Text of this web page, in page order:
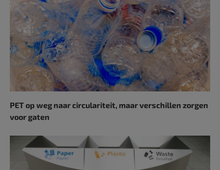
PET op weg naar circulariteit, maar verschillen zorgen
voor gaten